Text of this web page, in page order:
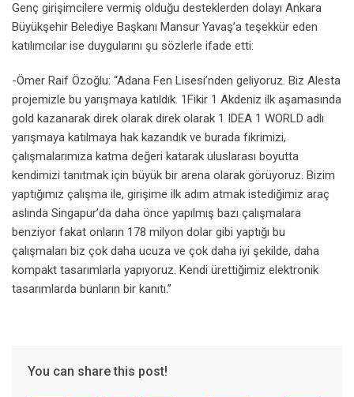
Genç girişimcilere vermiş olduğu desteklerden dolayı Ankara
Büyükşehir Belediye Başkanı Mansur Yavaş’a teşekkür eden
katılımcılar ise duygularını şu sözlerle ifade etti:
-Ömer Raif Özoğlu: “Adana Fen Lisesi’nden geliyoruz. Biz Alesta
projemizle bu yarışmaya katıldık. 1Fikir 1 Akdeniz ilk aşamasında
gold kazanarak direk olarak direk olarak 1 IDEA 1 WORLD adlı
yarışmaya katılmaya hak kazandık ve burada fikrimizi,
çalışmalarımıza katma değeri katarak uluslarası boyutta
kendimizi tanıtmak için büyük bir arena olarak görüyoruz. Bizim
yaptığımız çalışma ile, girişime ilk adım atmak istediğimiz araç
aslında Singapur’da daha önce yapılmış bazı çalışmalara
benziyor fakat onların 178 milyon dolar gibi yaptığı bu
çalışmaları biz çok daha ucuza ve çok daha iyi şekilde, daha
kompakt tasarımlarla yapıyoruz. Kendi ürettiğimiz elektronik
tasarımlarda bunların bir kanıtı.’’
You can share this post!